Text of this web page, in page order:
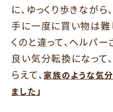
に、ゆっくり歩きなが
手に一度に買い物は
くのと違って、ヘルパ
良い気分転換になって
らえて、 家族のような気
ました 」